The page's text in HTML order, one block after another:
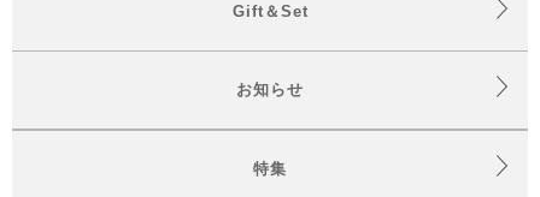
Gift＆Set
お知らせ
特集